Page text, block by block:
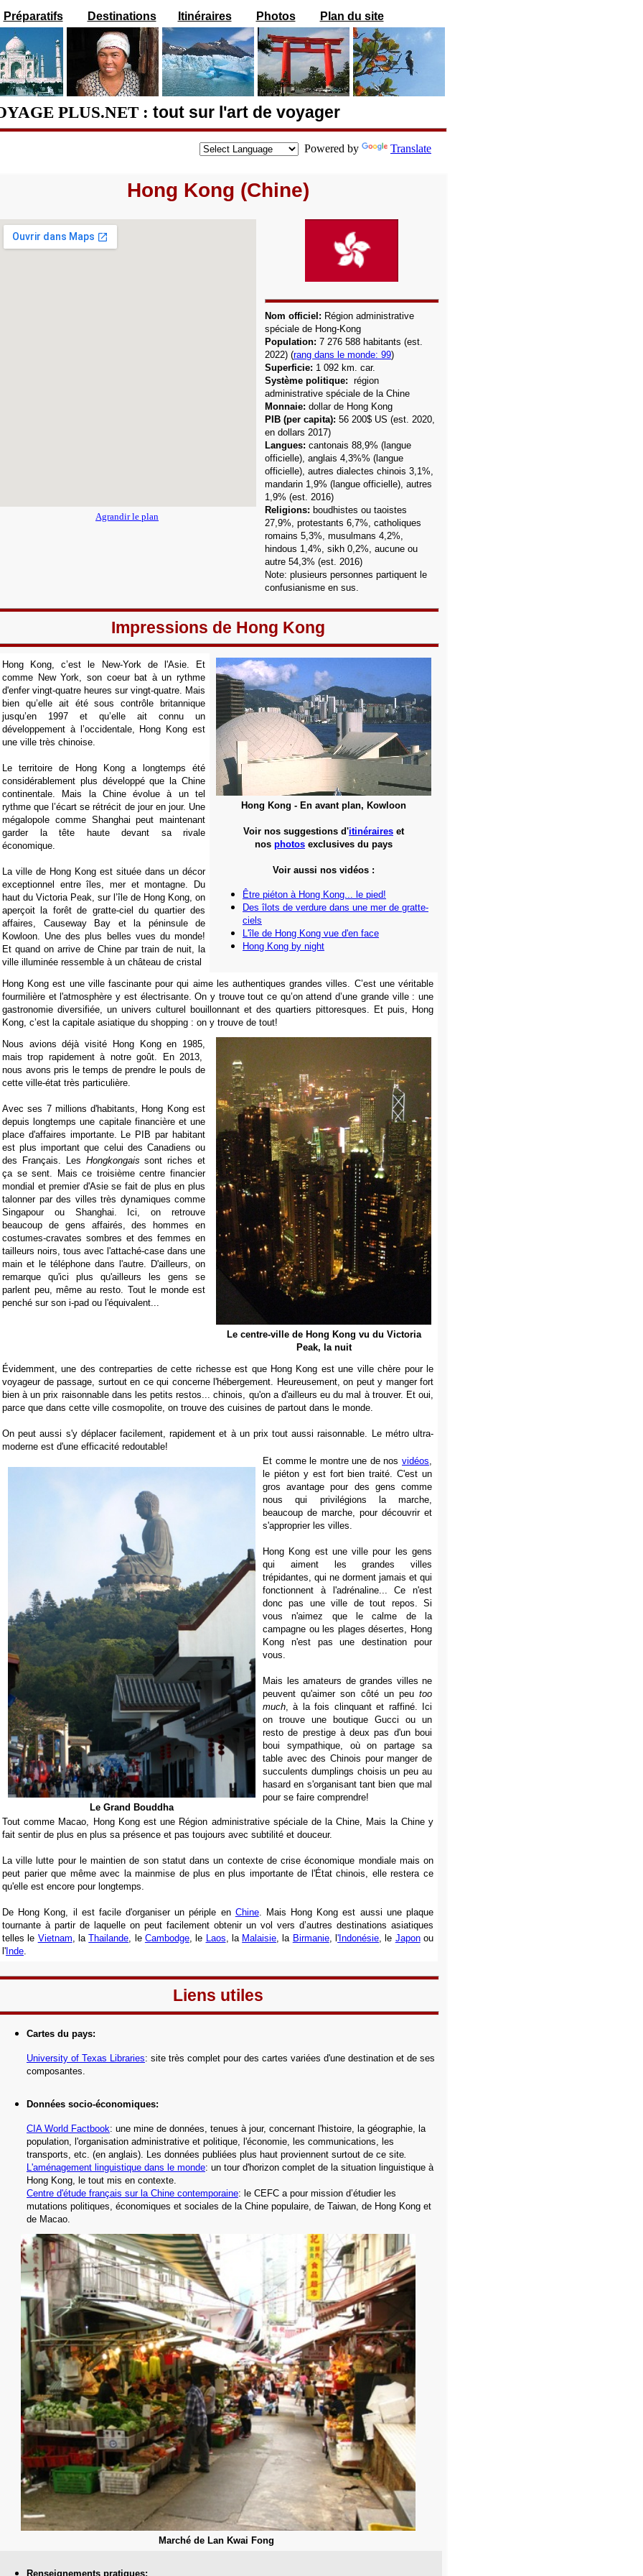
Préparatifs Destinations Itinéraires Photos Plan du site
PLUS.NET : tout sur l'art de voyager
Powered by Translate
Hong Kong (Chine)
Agrandir le plan
Nom officiel: Région administrative
spéciale de Hong-Kong
Population: 7 276 588 habitants (est.
2022) (rang dans le monde: 99)
Superficie: 1 092 km. car.
Système politique: région
administrative spéciale de la Chine
Monnaie: dollar de Hong Kong
PIB (per capita): 56 200$ US (est. 2020,
en dollars 2017)
Langues: cantonais 88,9% (langue
officielle), anglais 4,3%% (langue
officielle), autres dialectes chinois 3,1%,
mandarin 1,9% (langue officielle), autres
1,9% (est. 2016)
Religions: boudhistes ou taoistes
27,9%, protestants 6,7%, catholiques
romains 5,3%, musulmans 4,2%,
hindous 1,4%, sikh 0,2%, aucune ou
autre 54,3% (est. 2016)
Note: plusieurs personnes partiquent le
confusianisme en sus.
Impressions de Hong Kong
Hong Kong, c’est le New-York de l'Asie. Et
comme New York, son coeur bat à un rythme
d'enfer vingt-quatre heures sur vingt-quatre. Mais
bien qu’elle ait été sous contrôle britannique
jusqu’en 1997 et qu’elle ait connu un
développement à l’occidentale, Hong Kong est
une ville très chinoise.
Le territoire de Hong Kong a longtemps été
considérablement plus développé que la Chine
continentale. Mais la Chine évolue à un tel
rythme que l’écart se rétrécit de jour en jour. Une
mégalopole comme Shanghai peut maintenant
garder la tête haute devant sa rivale
économique.
La ville de Hong Kong est située dans un décor
exceptionnel entre îles, mer et montagne. Du
haut du Victoria Peak, sur l’île de Hong Kong, on
aperçoit la forêt de gratte-ciel du quartier des
affaires, Causeway Bay et la péninsule de
Kowloon. Une des plus belles vues du monde!
Et quand on arrive de Chine par train de nuit, la
ville illuminée ressemble à un château de cristal
Hong Kong - En avant plan, Kowloon
Voir nos suggestions d'itinéraires et
nos photos exclusives du pays
Voir aussi nos vidéos :
Être piéton à Hong Kong... le pied!
Des îlots de verdure dans une mer de gratte-
ciels
L'île de Hong Kong vue d'en face
Hong Kong by night
Hong Kong est une ville fascinante pour qui aime les authentiques grandes villes. C’est une véritable
fourmilière et l'atmosphère y est électrisante. On y trouve tout ce qu’on attend d’une grande ville : une
gastronomie diversifiée, un univers culturel bouillonnant et des quartiers pittoresques. Et puis, Hong
Kong, c’est la capitale asiatique du shopping : on y trouve de tout!
Nous avions déjà visité Hong Kong en 1985,
mais trop rapidement à notre goût. En 2013,
nous avons pris le temps de prendre le pouls de
cette ville-état très particulière.
Avec ses 7 millions d'habitants, Hong Kong est
depuis longtemps une capitale financière et une
place d'affaires importante. Le PIB par habitant
est plus important que celui des Canadiens ou
des Français. Les Hongkongais sont riches et
ça se sent. Mais ce troisième centre financier
mondial et premier d'Asie se fait de plus en plus
talonner par des villes très dynamiques comme
Singapour ou Shanghai. Ici, on retrouve
beaucoup de gens affairés, des hommes en
costumes-cravates sombres et des femmes en
tailleurs noirs, tous avec l'attaché-case dans une
main et le téléphone dans l'autre. D'ailleurs, on
remarque qu'ici plus qu'ailleurs les gens se
parlent peu, même au resto. Tout le monde est
penché sur son i-pad ou l'équivalent...
Le centre-ville de Hong Kong vu du Victoria
Peak, la nuit
Évidemment, une des contreparties de cette richesse est que Hong Kong est une ville chère pour le
voyageur de passage, surtout en ce qui concerne l'hébergement. Heureusement, on peut y manger fort
bien à un prix raisonnable dans les petits restos... chinois, qu'on a d'ailleurs eu du mal à trouver. Et oui,
parce que dans cette ville cosmopolite, on trouve des cuisines de partout dans le monde.
On peut aussi s'y déplacer facilement, rapidement et à un prix tout aussi raisonnable. Le métro ultra-
moderne est d'une efficacité redoutable!
Le Grand Bouddha
Et comme le montre une de nos vidéos,
le piéton y est fort bien traité. C'est un
gros avantage pour des gens comme
nous qui privilégions la marche,
beaucoup de marche, pour découvrir et
s'approprier les villes.
Hong Kong est une ville pour les gens
qui aiment les grandes villes
trépidantes, qui ne dorment jamais et qui
fonctionnent à l'adrénaline... Ce n'est
donc pas une ville de tout repos. Si
vous n'aimez que le calme de la
campagne ou les plages désertes, Hong
Kong n'est pas une destination pour
vous.
Mais les amateurs de grandes villes ne
peuvent qu'aimer son côté un peu too
much, à la fois clinquant et raffiné. Ici
on trouve une boutique Gucci ou un
resto de prestige à deux pas d'un boui
boui sympathique, où on partage sa
table avec des Chinois pour manger de
succulents dumplings choisis un peu au
hasard en s'organisant tant bien que mal
pour se faire comprendre!
Tout comme Macao, Hong Kong est une Région administrative spéciale de la Chine, Mais la Chine y
fait sentir de plus en plus sa présence et pas toujours avec subtilité et douceur.
La ville lutte pour le maintien de son statut dans un contexte de crise économique mondiale mais on
peut parier que même avec la mainmise de plus en plus importante de l'État chinois, elle restera ce
qu'elle est encore pour longtemps.
De Hong Kong, il est facile d'organiser un périple en Chine. Mais Hong Kong est aussi une plaque
tournante à partir de laquelle on peut facilement obtenir un vol vers d’autres destinations asiatiques
telles le Vietnam, laThailande, le Cambodge, le Laos, la Malaisie, la Birmanie, l'Indonésie, le Japonou
l' Inde.
Liens utiles
Cartes du pays:
University of Texas Libraries: site très complet pour des cartes variées d'une destination et de ses
composantes.
Données socio-économiques:
CIA World Factbook: une mine de données, tenues à jour, concernant l'histoire, la géographie, la
population, l'organisation administrative et politique, l'économie, les communications, les
transports, etc. (en anglais). Les données publiées plus haut proviennent surtout de ce site.
L'aménagement linguistique dans le monde: un tour d'horizon complet de la situation linguistique à
Hong Kong, le tout mis en contexte.
Centre d'étude français sur la Chine contemporaine: le CEFC a pour mission d’étudier les
mutations politiques, économiques et sociales de la Chine populaire, de Taiwan, de Hong Kong et
de Macao.
Marché de Lan Kwai Fong
Renseignements pratiques: